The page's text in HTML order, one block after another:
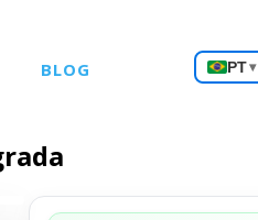
BLOG
Escolha
um
PT▾